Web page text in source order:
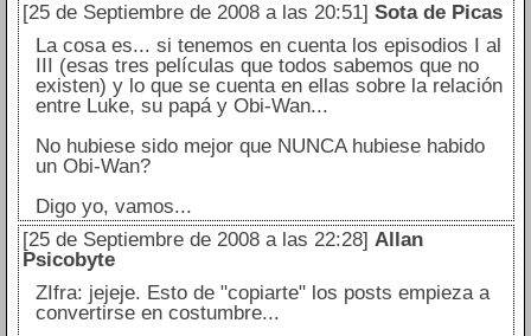
[25 de Septiembre de 2008 a las 20:51] Sota de Picas
La cosa es... si tenemos en cuenta los episodios I al
III (esas tres películas que todos sabemos que no
existen) y lo que se cuenta en ellas sobre la relación
entre Luke, su papá y Obi-Wan...
No hubiese sido mejor que NUNCA hubiese habido
un Obi-Wan?
Digo yo, vamos...
[25 de Septiembre de 2008 a las 22:28] Allan
Psicobyte
ZIfra: jejeje. Esto de "copiarte" los posts empieza a
convertirse en costumbre...